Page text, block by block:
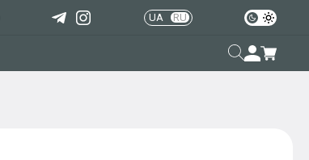
UA RU